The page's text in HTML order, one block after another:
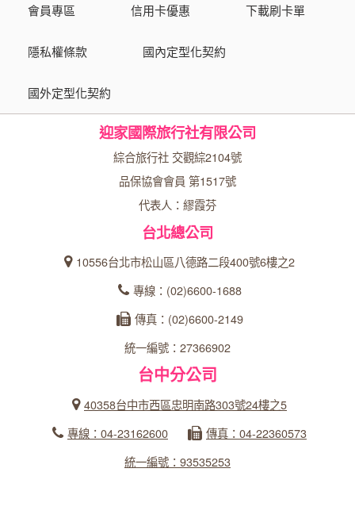
會員專區 信用卡優惠 下載刷卡單
隱私權條款 國內定型化契約
國外定型化契約
迎家國際旅行社有限公司
綜合旅行社 交觀綜2104號
品保協會會員 第1517號
代表人：繆霞芬
台北總公司
10556台北市松山區八德路二段400號6樓之2
專線：(02)6600-1688
傳真：(02)6600-2149
統一編號：27366902
台中分公司
40358台中市西區忠明南路303號24樓之5
專線：04-23162600
傳真：04-22360573
統一編號：93535253